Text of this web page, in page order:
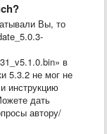
Вы, то
в
5.3.2 не мог не
инструкцию
дать
автору/